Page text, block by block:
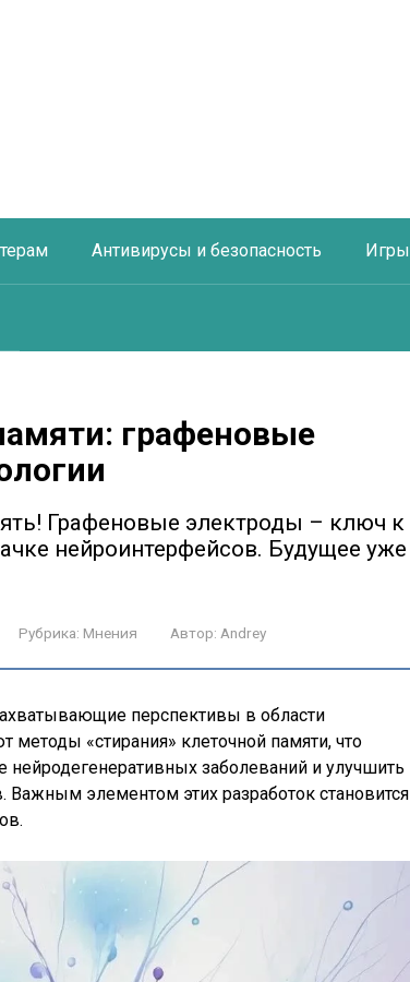
Антивирусы и безопасность Игры
графеновые
Графеновые электроды – ключ к
нейроинтерфейсов. Будущее уже
Рубрика: Мнения Автор: Andrey
перспективы в области
методы «стирания» клеточной памяти, что
заболеваний и улучшить
элементом этих разработок становится